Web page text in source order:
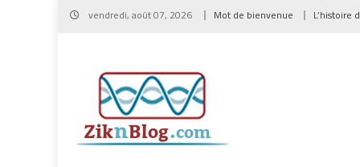
Skip
vendredi, août 07, 2026 Mot de bienvenue L’histoire